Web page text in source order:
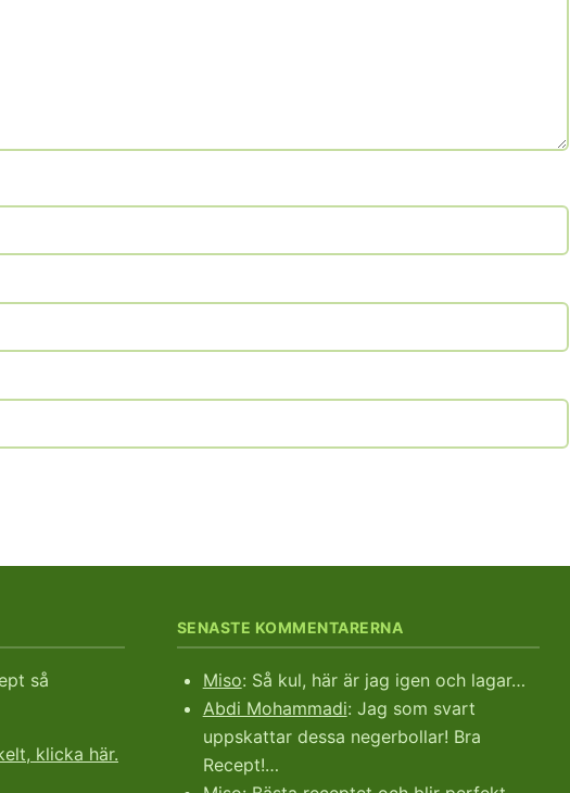
så
klicka här.
SENASTE KOMMENTARERNA
Miso: Så kul, här är jag igen och lagar…
Abdi Mohammadi: Jag som svart
uppskattar dessa negerbollar! Bra
Recept!…